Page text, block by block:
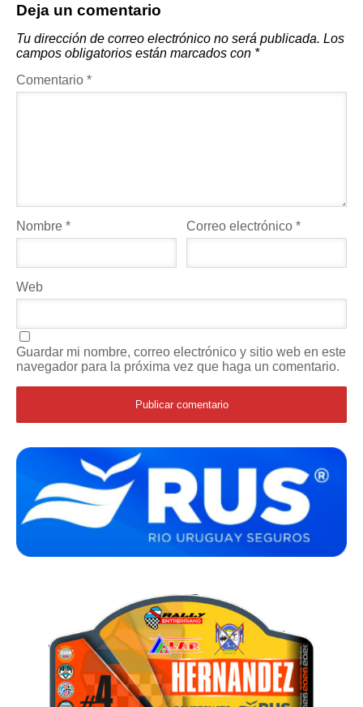
Deja un comentario
Tu dirección de correo electrónico no será publicada. Los
campos obligatorios están marcados con *
Comentario *
Nombre * Correo electrónico*
Web
Guardar mi nombre, correo electrónico y sitio web en este
navegador para la próxima vez que haga un comentario.